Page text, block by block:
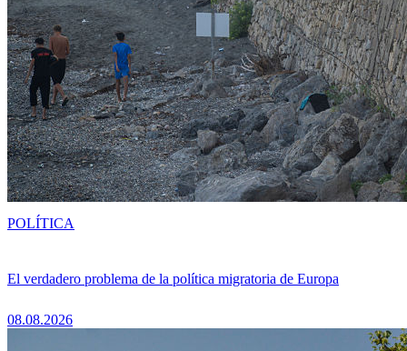
El verdadero problema de la política migratoria de Europa
08.08.2026
POLÍTICA